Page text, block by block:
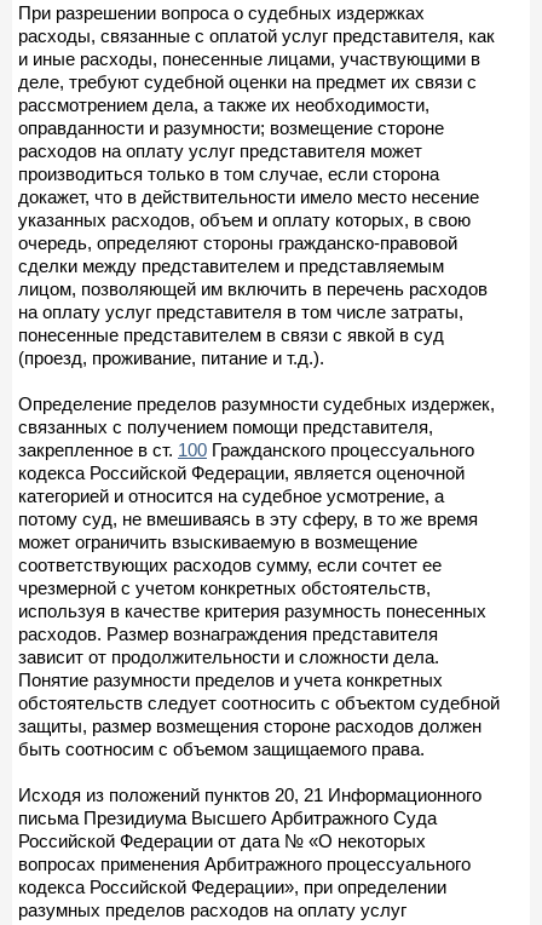
При разрешении вопроса о судебных издержках
расходы, связанные с оплатой услуг представителя, как
и иные расходы, понесенные лицами, участвующими в
деле, требуют судебной оценки на предмет их связи с
рассмотрением дела, а также их необходимости,
оправданности и разумности; возмещение стороне
расходов на оплату услуг представителя может
производиться только в том случае, если сторона
докажет, что в действительности имело место несение
указанных расходов, объем и оплату которых, в свою
очередь, определяют стороны гражданско-правовой
сделки между представителем и представляемым
лицом, позволяющей им включить в перечень расходов
на оплату услуг представителя в том числе затраты,
понесенные представителем в связи с явкой в суд
(проезд, проживание, питание и т.д.).
Определение пределов разумности судебных издержек,
связанных с получением помощи представителя,
закрепленное в ст. 100 Гражданского процессуального
кодекса Российской Федерации, является оценочной
категорией и относится на судебное усмотрение, а
потому суд, не вмешиваясь в эту сферу, в то же время
может ограничить взыскиваемую в возмещение
соответствующих расходов сумму, если сочтет ее
чрезмерной с учетом конкретных обстоятельств,
используя в качестве критерия разумность понесенных
расходов. Размер вознаграждения представителя
зависит от продолжительности и сложности дела.
Понятие разумности пределов и учета конкретных
обстоятельств следует соотносить с объектом судебной
защиты, размер возмещения стороне расходов должен
быть соотносим с объемом защищаемого права.
Исходя из положений пунктов 20, 21 Информационного
письма Президиума Высшего Арбитражного Суда
Российской Федерации от дата № «О некоторых
вопросах применения Арбитражного процессуального
кодекса Российской Федерации», при определении
разумных пределов расходов на оплату услуг